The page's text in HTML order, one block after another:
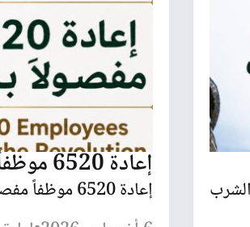
إعادة 6520 موظفاً مفصولاً بسبب الثورة
إعادة 6520 موظفاً مفصولاً بسبب الثورة السورية